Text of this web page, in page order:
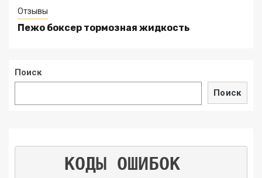
Отзывы
Пежо боксер тормозная жидкость
Поиск
Поиск
КОДЫ ОШИБОК